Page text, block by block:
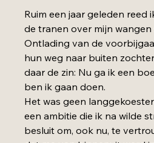
Ruim een jaar geleden reed
de tranen over mijn
Ontlading van de
hun weg naar buiten
daar de zin: Nu ga ik een
ben ik gaan doen.
Het was geen
een ambitie die ik na wilde
besluit om, ook nu, te